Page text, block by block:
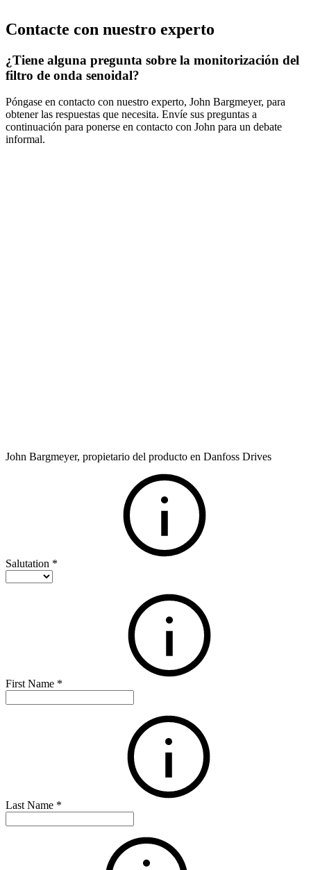
Contacte con nuestro experto
¿Tiene alguna pregunta sobre la monitorización del
filtro de onda senoidal?
Póngase en contacto con nuestro experto, John Bargmeyer, para
obtener las respuestas que necesita. Envíe sus preguntas a
continuación para ponerse en contacto con John para un debate
informal.
John Bargmeyer, propietario del producto en Danfoss Drives
Salutation *
First Name *
Last Name *